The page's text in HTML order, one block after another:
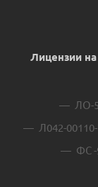
Лицензии
ЛО-
Л042-
ФС -